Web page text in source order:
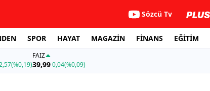
Sözcü Tv
SPOR HAYAT MAGAZİN FİNANS EĞİTİM
(%0,19)
FAİZ
39,990,04(%0,09)